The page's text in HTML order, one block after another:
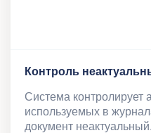
Контроль
Система контролирует
используемых в
документ неактуальный.